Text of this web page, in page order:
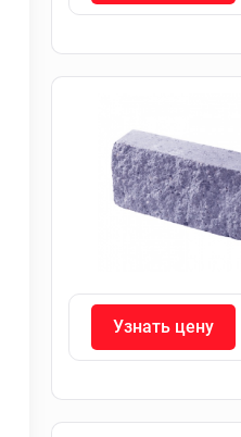
Узнать цену